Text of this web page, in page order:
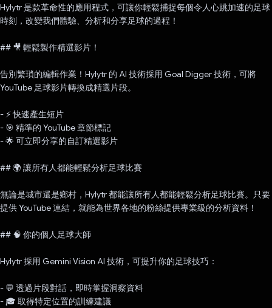
Hylytr 是款革命性的應用程式，可讓你輕鬆捕捉每個令人心跳加速的足球
時刻，改變我們體驗、分析和分享足球的過程！
## 🎥 輕鬆製作精選影片！
告別繁瑣的編輯作業！Hylytr 的 AI 技術採用 Goal Digger 技術，可將
YouTube 足球影片轉換成精選片段。
- ⚡ 快速產生短片
- 🎯 精準的 YouTube 章節標記
- 🌟 可立即分享的自訂精選影片
## 🌍 讓所有人都能輕鬆分析足球比賽
無論是城市還是鄉村，Hylytr 都能讓所有人都能輕鬆分析足球比賽。只要
提供 YouTube 連結，就能為世界各地的粉絲提供專業級的分析資料！
## 🧠 你的個人足球大師
Hylytr 採用 Gemini Vision AI 技術，可提升你的足球技巧：
- 💬 透過片段對話，即時掌握洞察資料
- 🎓 取得特定位置的訓練建議